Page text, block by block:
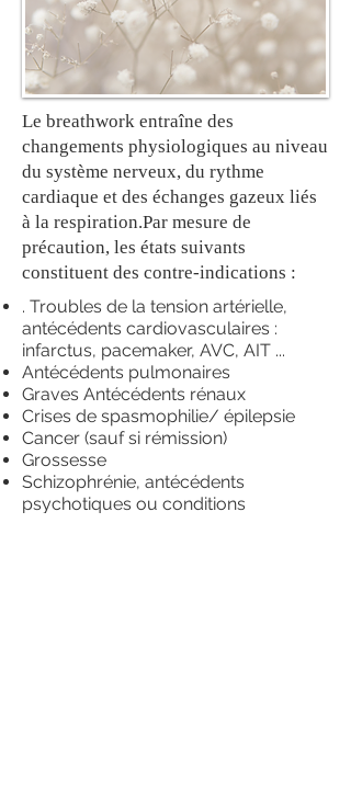
Le breathwork entraîne des
changements physiologiques au niveau
du système nerveux, du rythme
cardiaque et des échanges gazeux liés
à la respiration.Par mesure de
précaution, les états suivants
constituent des contre-indications :
. Troubles de la tension artérielle,
antécédents cardiovasculaires :
infarctus, pacemaker, AVC, AIT ...
Antécédents pulmonaires
Graves Antécédents rénaux
Crises de spasmophilie/ épilepsie
Cancer (sauf si rémission)
Grossesse
Schizophrénie, antécédents
psychotiques ou conditions